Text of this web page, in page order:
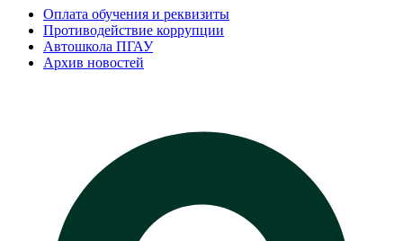
Оплата обучения и реквизиты
Противодействие коррупции
Автошкола ПГАУ
Архив новостей